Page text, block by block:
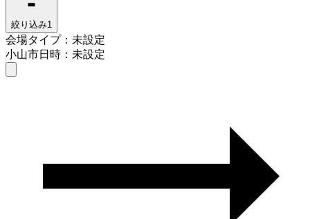
絞り込み1
会場タイプ：未設定
小山市日時：未設定